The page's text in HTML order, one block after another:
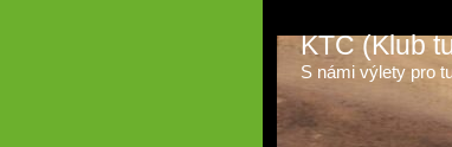
KTC (Klub
S námi výlety pro